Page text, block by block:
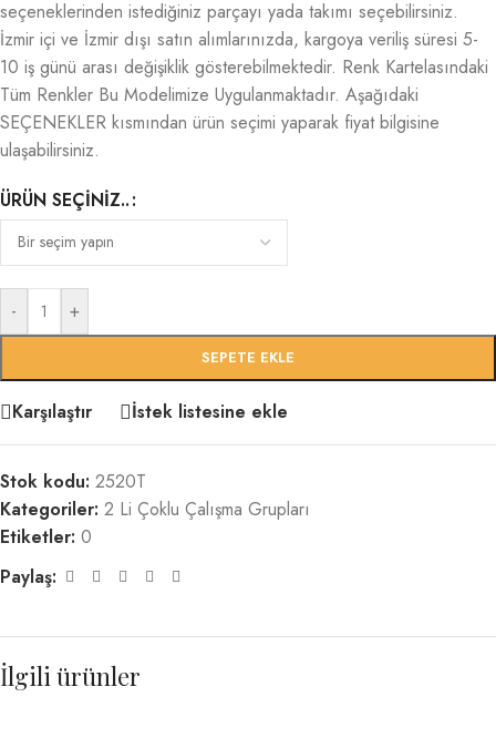
seçeneklerinden istediğiniz parçayı yada takımı seçebilirsiniz.
İzmir içi ve İzmir dışı satın alımlarınızda, kargoya veriliş süresi 5-
10 iş günü arası değişiklik gösterebilmektedir. Renk Kartelasındaki
Tüm Renkler Bu Modelimize Uygulanmaktadır. Aşağıdaki
SEÇENEKLER kısmından ürün seçimi yaparak fiyat bilgisine
ulaşabilirsiniz.
ÜRÜN SEÇINIZ..
- +
SEPETE EKLE
Karşılaştır İstek listesine ekle
Stok kodu: 2520T
Kategoriler: 2 Li Çoklu Çalışma Grupları
Etiketler: 0
Paylaş:
İlgili ürünler